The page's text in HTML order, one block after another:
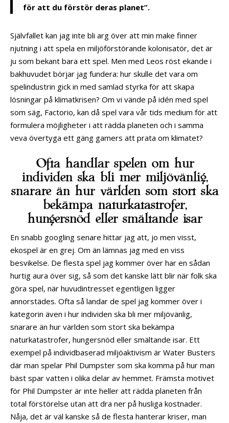
för att du förstör deras planet”.
Självfallet kan jag inte bli arg över att min make finner
njutning i att spela en miljöförstörande kolonisatör, det är
ju som bekant bara ett spel. Men med Leos röst ekande i
bakhuvudet börjar jag fundera: hur skulle det vara om
spelindustrin gick in med samlad styrka för att skapa
lösningar på klimatkrisen? Om vi vände på idén med spel
som säg, Factorio, kan då spel vara vår tids medium för att
formulera möjligheter i att rädda planeten och i samma
veva övertyga ett gäng gamers att prata om klimatet?
Ofta handlar spelen om hur
individen ska bli mer miljövänlig,
snarare än hur världen som stort ska
bekämpa naturkatastrofer,
hungersnöd eller smältande isar
En snabb googling senare hittar jag att, jo men visst,
ekospel är en grej. Om än lämnas jag med en viss
besvikelse. De flesta spel jag kommer över har en sådan
hurtig aura över sig, så som det kanske lätt blir när folk ska
göra spel, när huvudintresset egentligen ligger
annorstädes. Ofta så landar de spel jag kommer över i
kategorin även i hur individen ska bli mer miljövänlig,
snarare än hur världen som stort ska bekämpa
naturkatastrofer, hungersnöd eller smältande isar. Ett
exempel på individbaserad miljöaktivism är Water Busters
där man spelar Phil Dumpster som ska komma på hur man
bäst spar vatten i olika delar av hemmet. Främsta motivet
för Phil Dumpster är inte heller att rädda planeten från
total förstörelse utan att dra ner på husliga kostnader.
Nåja, det är väl kanske så de flesta hanterar kriser, man